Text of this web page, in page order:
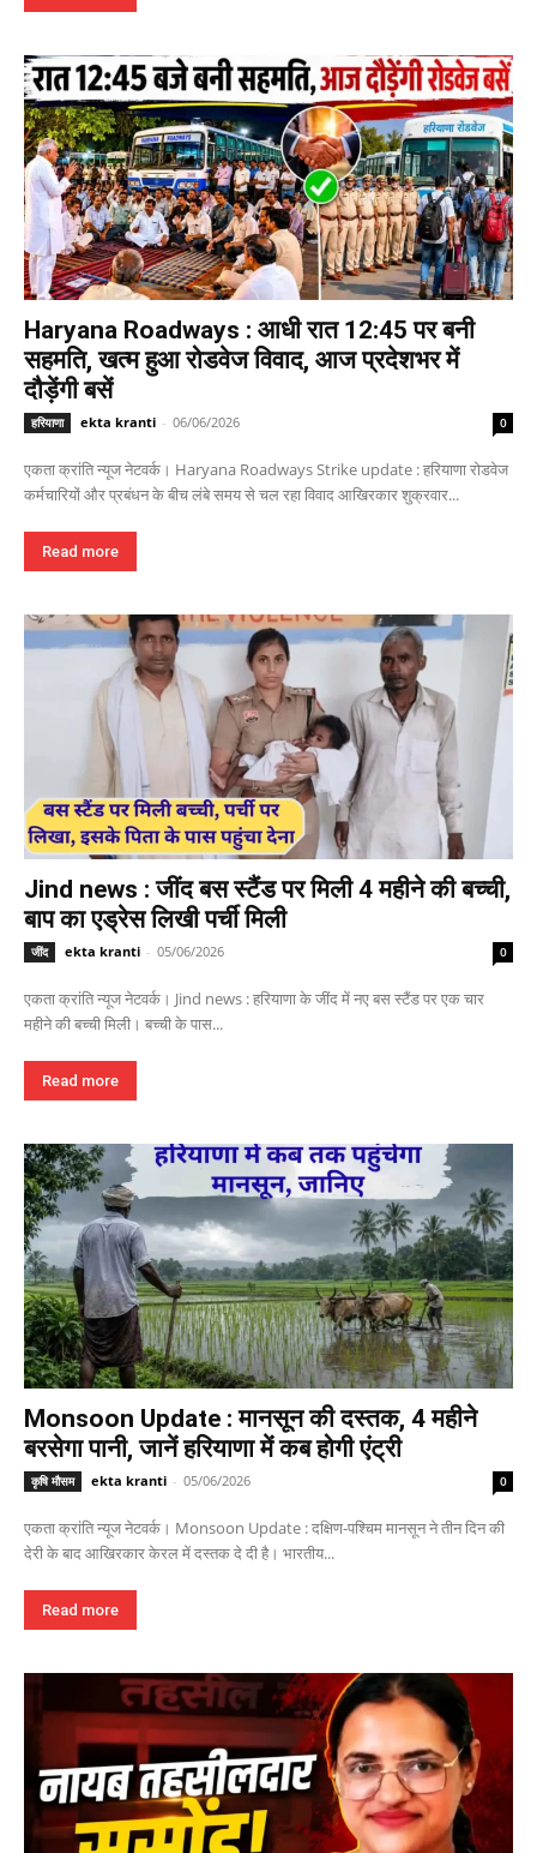
Haryana Roadways : आधी रात 12:45 पर बनी
सहमति, खत्म हुआ रोडवेज विवाद, आज प्रदेशभर में
दौड़ेंगी बसें
हरियाणा ekta kranti - 06/06/2026 0
एकता क्रांति न्यूज नेटवर्क। Haryana Roadways Strike update : हरियाणा रोडवेज
कर्मचारियों और प्रबंधन के बीच लंबे समय से चल रहा विवाद आखिरकार शुक्रवार...
Read more
Jind news : जींद बस स्टैंड पर मिली 4 महीने की बच्ची,
बाप का एड्रेस लिखी पर्ची मिली
जींद ekta kranti - 05/06/2026 0
एकता क्रांति न्यूज नेटवर्क। Jind news : हरियाणा के जींद में नए बस स्टैंड पर एक चार
महीने की बच्ची मिली। बच्ची के पास...
Read more
Monsoon Update : मानसून की दस्तक, 4 महीने
बरसेगा पानी, जानें हरियाणा में कब होगी एंट्री
कृषि मौसम ekta kranti - 05/06/2026 0
एकता क्रांति न्यूज नेटवर्क। Monsoon Update : दक्षिण-पश्चिम मानसून ने तीन दिन की
देरी के बाद आखिरकार केरल में दस्तक दे दी है। भारतीय...
Read more